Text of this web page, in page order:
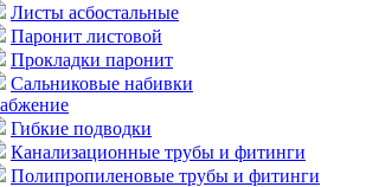
Листы асбостальные
Паронит листовой
Прокладки паронит
Сальниковые набивки
Гибкие подводки
Канализационные трубы и фитинги
Полипропиленовые трубы и фитинги